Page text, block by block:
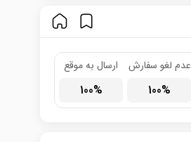
عدم لغو سفارش
100
ارسال به موقع
100